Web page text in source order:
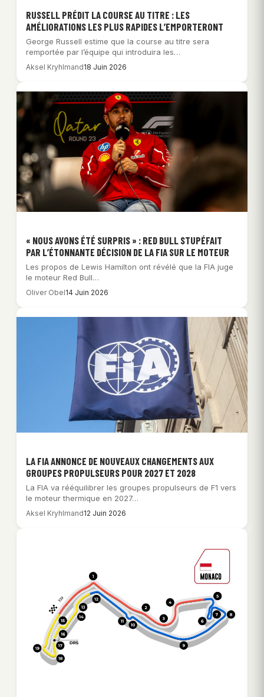
RUSSELL PRÉDIT LA COURSE AU TITRE : LES
AMÉLIORATIONS LES PLUS RAPIDES L’EMPORTERONT
George Russell estime que la course au titre sera
remportée par l’équipe qui introduira les…
Aksel Kryhlmand18 Juin 2026
« NOUS AVONS ÉTÉ SURPRIS » : RED BULL STUPÉFAIT
PAR L’ÉTONNANTE DÉCISION DE LA FIA SUR LE MOTEUR
Les propos de Lewis Hamilton ont révélé que la FIA juge
le moteur Red Bull…
Oliver Obel14 Juin 2026
LA FIA ANNONCE DE NOUVEAUX CHANGEMENTS AUX
GROUPES PROPULSEURS POUR 2027 ET 2028
La FIA va rééquilibrer les groupes propulseurs de F1 vers
le moteur thermique en 2027…
Aksel Kryhlmand12 Juin 2026